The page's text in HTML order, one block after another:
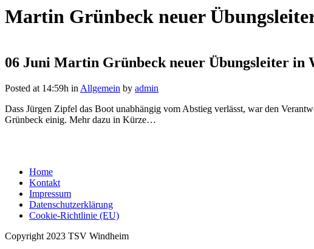
Martin Grünbeck neuer
06 Juni Martin Grünbeck neuer Übungsleiter in
Posted at 14:59h in Allgemein by admin
Dass Jürgen Zipfel das Boot unabhängig vom Abstieg verlässt, war den
Grünbeck einig. Mehr dazu in Kürze…
Home
Kontakt
Impressum
Datenschutzerklärung
Cookie-Richtlinie (EU)
Copyright 2023 TSV Windheim